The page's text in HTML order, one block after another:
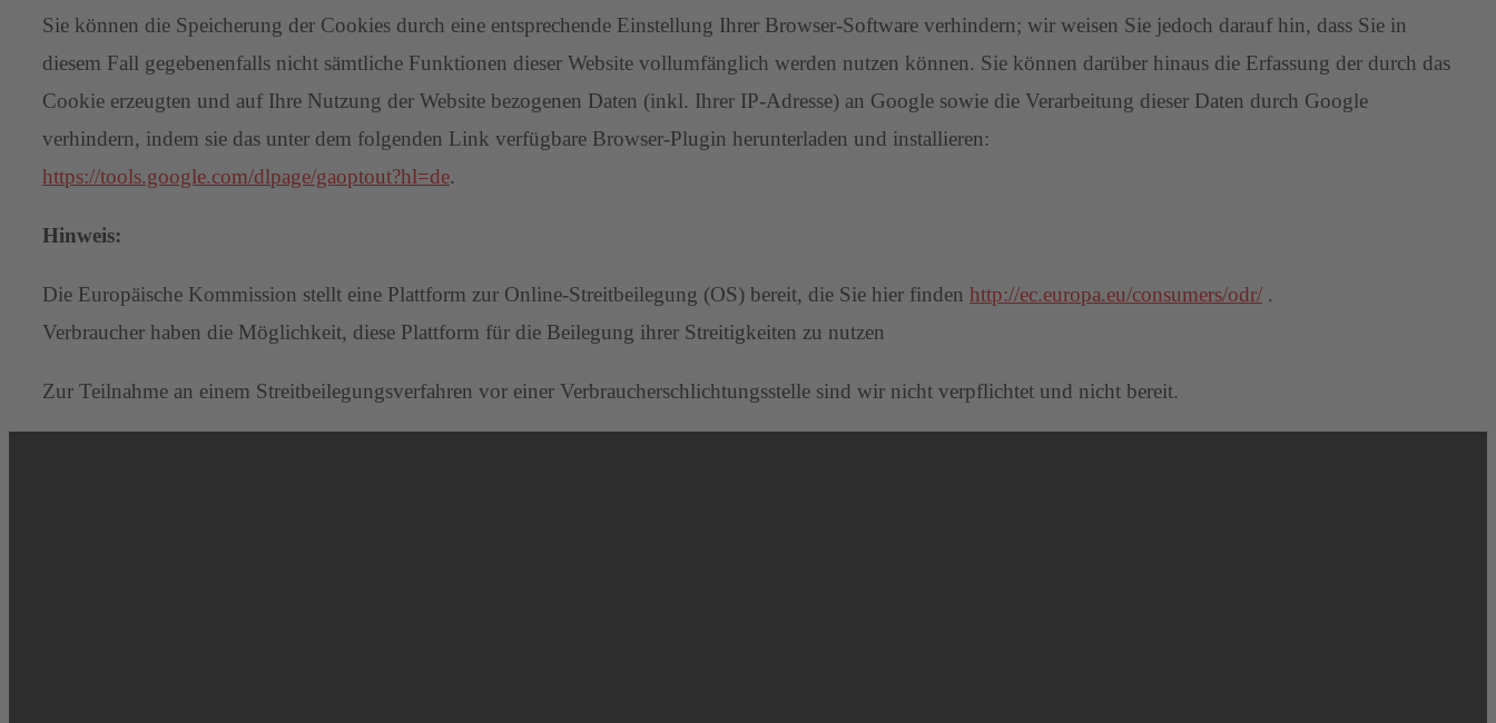
Sie können die Speicherung der Cookies durch eine entsprechende Einstellung Ihrer Browser-Software verhindern; wir weisen Sie jedoch darauf hin, dass Sie in
diesem Fall gegebenenfalls nicht sämtliche Funktionen dieser Website vollumfänglich werden nutzen können. Sie können darüber hinaus die Erfassung der durch das
Cookie erzeugten und auf Ihre Nutzung der Website bezogenen Daten (inkl. Ihrer IP-Adresse) an Google sowie die Verarbeitung dieser Daten durch Google
verhindern, indem sie das unter dem folgenden Link verfügbare Browser-Plugin herunterladen und installieren:
https://tools.google.com/dlpage/gaoptout?hl=de.
Hinweis:
Die Europäische Kommission stellt eine Plattform zur Online-Streitbeilegung (OS) bereit, die Sie hier finden http://ec.europa.eu/consumers/odr/ .
Verbraucher haben die Möglichkeit, diese Plattform für die Beilegung ihrer Streitigkeiten zu nutzen
Zur Teilnahme an einem Streitbeilegungsverfahren vor einer Verbraucherschlichtungsstelle sind wir nicht verpflichtet und nicht bereit.